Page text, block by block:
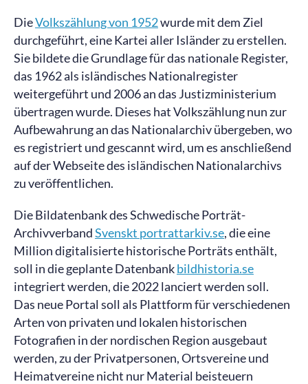
DieVolkszählung von 1952wurde mit dem Ziel
durchgeführt, eine Kartei aller Isländer zu erstellen.
Sie bildete die Grundlage für das nationale Register,
das 1962 als isländisches Nationalregister
weitergeführt und 2006 an das Justizministerium
übertragen wurde. Dieses hat Volkszählung nun zur
Aufbewahrung an das Nationalarchiv übergeben, wo
es registriert und gescannt wird, um es anschließend
auf der Webseite des isländischen Nationalarchivs
zu veröffentlichen.
Die Bildatenbank des Schwedische Porträt-
ArchivverbandSvenskt portrattarkiv.se, die eine
Million digitalisierte historische Porträts enthält,
soll in die geplante Datenbankbildhistoria.se
integriert werden, die 2022 lanciert werden soll.
Das neue Portal soll als Plattform für verschiedenen
Arten von privaten und lokalen historischen
Fotografien in der nordischen Region ausgebaut
werden, zu der Privatpersonen, Ortsvereine und
Heimatvereine nicht nur Material beisteuern